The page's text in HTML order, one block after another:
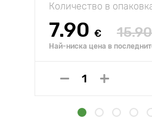
Количество в
7.90 € 15.90
Най-ниска цена в